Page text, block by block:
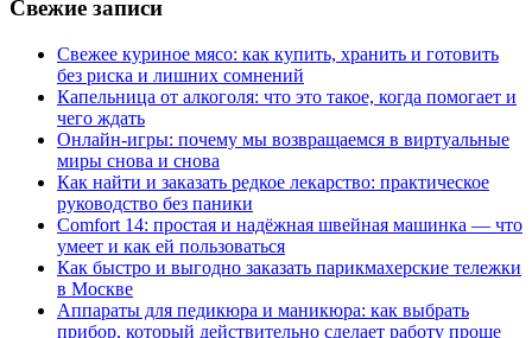
Свежие записи
Свежее куриное мясо: как купить, хранить и готовить
без риска и лишних сомнений
Капельница от алкоголя: что это такое, когда помогает и
чего ждать
Онлайн-игры: почему мы возвращаемся в виртуальные
миры снова и снова
Как найти и заказать редкое лекарство: практическое
руководство без паники
Comfort 14: простая и надёжная швейная машинка — что
умеет и как ей пользоваться
Как быстро и выгодно заказать парикмахерские тележки
в Москве
Аппараты для педикюра и маникюра: как выбрать
прибор, который действительно сделает работу проще